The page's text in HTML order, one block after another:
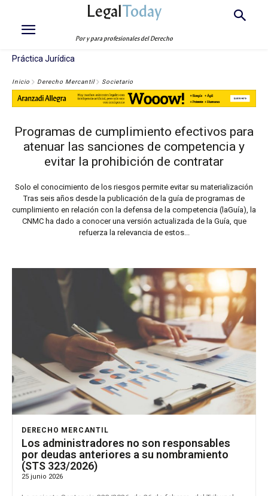
LegalToday
Por y para profesionales del Derecho
Práctica Jurídica
Inicio Derecho Mercantil Societario
Programas de cumplimiento efectivos para
atenuar las sanciones de competencia y
evitar la prohibición de contratar
Solo el conocimiento de los riesgos permite evitar su materialización
Tras seis años desde la publicación de la guía de programas de
cumplimiento en relación con la defensa de la competencia (laGuía), la
CNMC ha dado a conocer una versión actualizada de la Guía, que
refuerza la relevancia de estos...
DERECHO MERCANTIL
Los administradores no son responsables
por deudas anteriores a su nombramiento
(STS 323/2026)
25 junio 2026